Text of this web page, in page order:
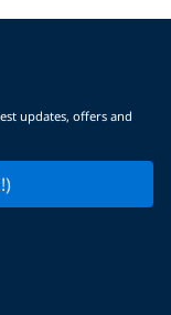
updates, offers and